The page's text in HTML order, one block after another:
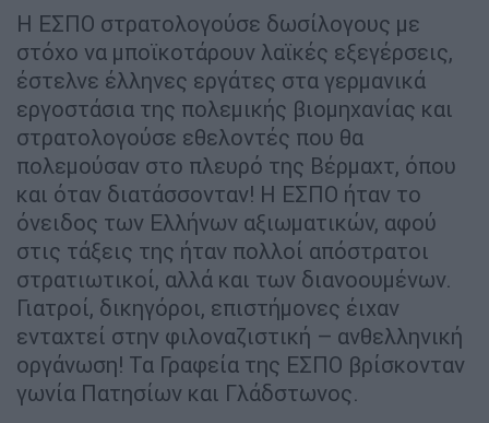
Η ΕΣΠΟ στρατολογούσε δωσίλογους με
στόχο να μποϊκοτάρουν λαϊκές εξεγέρσεις,
έστελνε έλληνες εργάτες στα γερμανικά
εργοστάσια της πολεμικής βιομηχανίας και
στρατολογούσε εθελοντές που θα
πολεμούσαν στο πλευρό της Βέρμαχτ, όπου
και όταν διατάσσονταν! Η ΕΣΠΟ ήταν το
όνειδος των Ελλήνων αξιωματικών, αφού
στις τάξεις της ήταν πολλοί απόστρατοι
στρατιωτικοί, αλλά και των διανοουμένων.
Γιατροί, δικηγόροι, επιστήμονες έιχαν
ενταχτεί στην φιλοναζιστική – ανθελληνική
οργάνωση! Τα Γραφεία της ΕΣΠΟ βρίσκονταν
γωνία Πατησίων και Γλάδστωνος.